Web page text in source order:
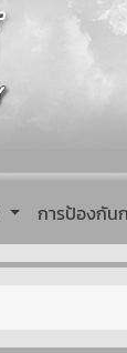
การป้องกัน